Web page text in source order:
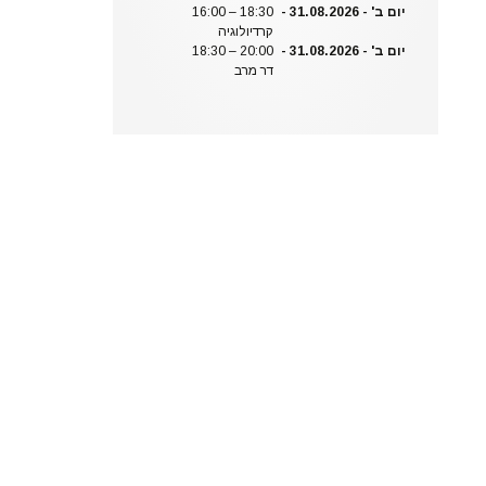
יום ב' - 31.08.2026 -
16:00 – 18:30
קרדיולוגיה
יום ב' - 31.08.2026 -
18:30 – 20:00
דר מרב